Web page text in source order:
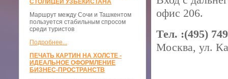
СТОЛИЦЕЙ УЗБЕКИСТАНА
Маршрут между Сочи и Ташкентом
пользуется стабильным спросом
среди туристов
Подробнее...
ПЕЧАТЬ КАРТИН НА ХОЛСТЕ -
ИДЕАЛЬНОЕ ОФОРМЛЕНИЕ
БИЗНЕС-ПРОСТРАНСТВ
офис 206.
Тел. :(495)
Москва, ул.